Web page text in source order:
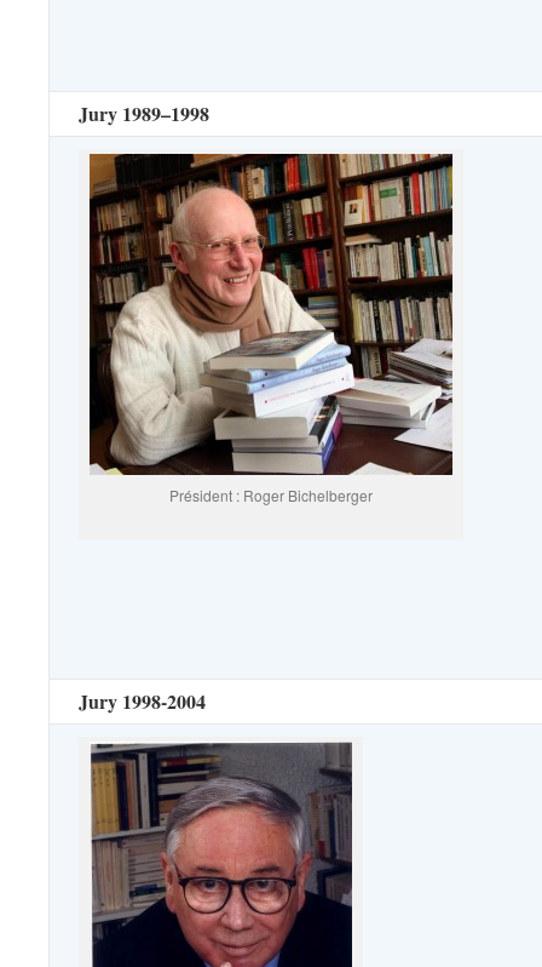
Jury 1989–1998
Président : Roger Bichelberger
Jury 1998-2004